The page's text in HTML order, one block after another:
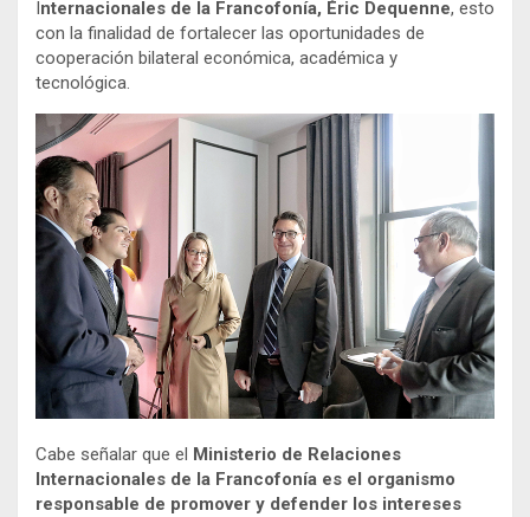
Internacionales de la Francofonía, Éric Dequenne, esto
con la finalidad de fortalecer las oportunidades de
cooperación bilateral económica, académica y
tecnológica.
Cabe señalar que el Ministerio de Relaciones
Internacionales de la Francofonía es el organismo
responsable de promover y defender los intereses